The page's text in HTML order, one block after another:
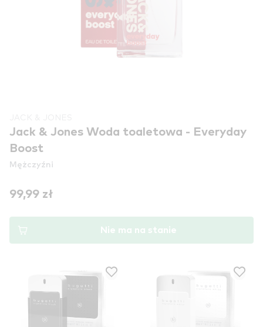
Jack & Jones Woda toaletowa - Everyday
Boost
Mężczyźni
99,99 zł
Nie ma na stanie